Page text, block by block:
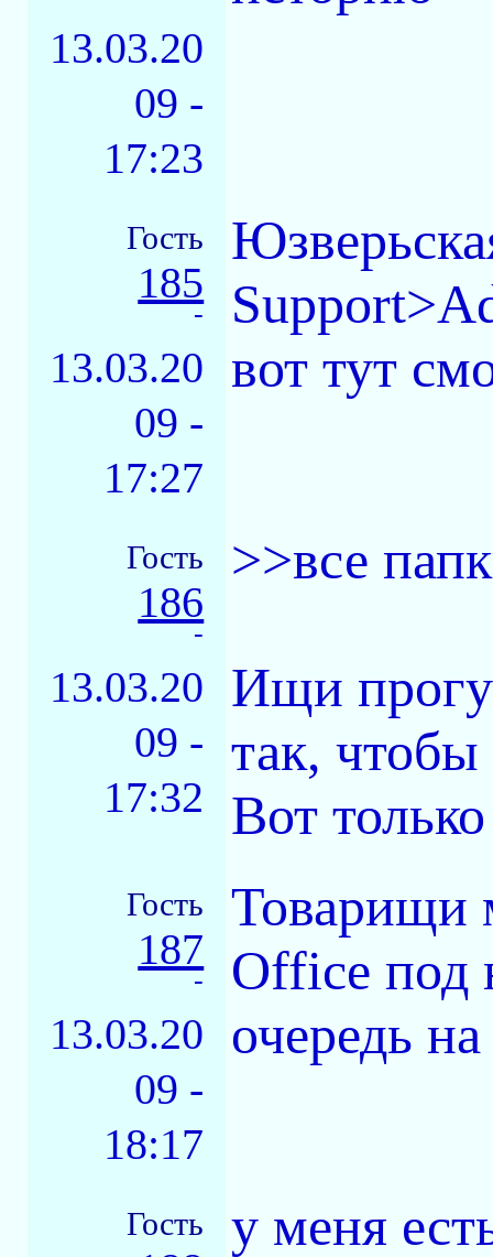
13.03.20
09 -
17:23
Гость
185
-
13.03.20
09 -
17:27
вот тут
Гость
186
-
13.03.20
09 -
17:32
>>все
Ищи прогу
так,
Вот
Гость
187
-
13.03.20
09 -
18:17
Товарищи
Office под
очередь
Гость
у меня